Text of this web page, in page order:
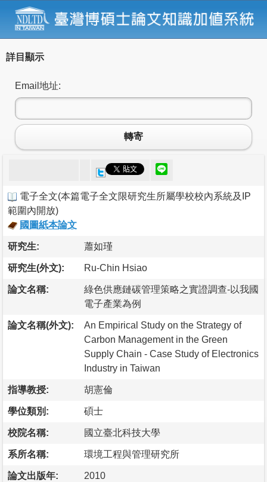
詳目顯示
Email地址:
轉寄
電子全文(本篇電子全文限研究生所屬學校校內系統及IP
範圍內開放)
國圖紙本論文
研究生: 蕭如瑾
研究生(外文): Ru-Chin Hsiao
論文名稱:
綠色供應鏈碳管理策略之實證調查-以我國
電子產業為例
論文名稱(外文):
An Empirical Study on the Strategy of
Carbon Management in the Green
Supply Chain - Case Study of Electronics
Industry in Taiwan
指導教授: 胡憲倫
學位類別: 碩士
校院名稱: 國立臺北科技大學
系所名稱: 環境工程與管理研究所
論文出版年: 2010